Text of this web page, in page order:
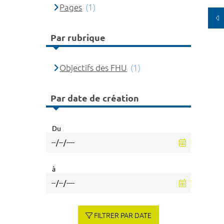
Pages (1)
Par rubrique
Objectifs des FHU (1)
Par date de création
Du
à
FILTRER PAR DATE